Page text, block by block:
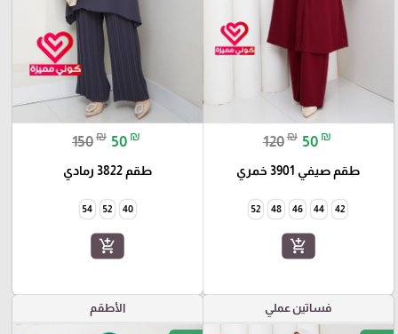
120₪ 50 ₪
طقم صيفي 3901 خمري
42
44
46
48
52
add_shopping_cart
150₪ 50 ₪
طقم 3822 رمادي
40
52
54
add_shopping_cart
فساتين عملي الأطقم